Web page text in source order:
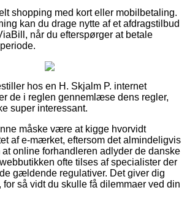
shopping med kort eller mobilbetaling.
kan du drage nytte af et afdragstilbud
når du efterspørger at betale
hos en H. Skjalm P. internet
de i reglen gennemlæse dens regler,
super interessant.
måske være at kigge hvorvidt
af e-mærket, eftersom det almindeligvis
online forhandleren adlyder de danske
ofte tilses af specialister der
gældende regulativer. Det giver dig
for så vidt du skulle få dilemmaer ved din